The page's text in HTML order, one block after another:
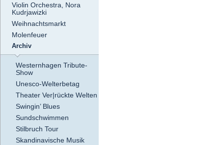
Violin Orchestra, Nora
Kudrjawizki
Weihnachtsmarkt
Molenfeuer
Archiv
Westernhagen Tribute-
Show
Unesco-Welterbetag
Theater Ver|rückte Welten
Swingin’ Blues
Sundschwimmen
Stilbruch Tour
Skandinavische Musik